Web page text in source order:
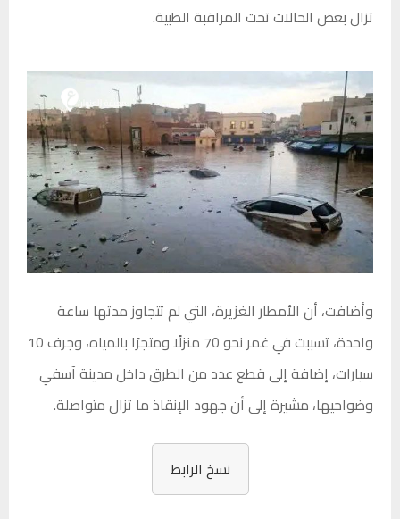
تزال بعض الحالات تحت المراقبة الطبية.
وأضافت، أن الأمطار الغزيرة، التي لم تتجاوز مدتها ساعة
واحدة، تسببت في غمر نحو 70 منزلًا ومتجرًا بالمياه، وجرف 10
سيارات، إضافة إلى قطع عدد من الطرق داخل مدينة آسفي
وضواحيها، مشيرة إلى أن جهود الإنقاذ ما تزال متواصلة.
نسخ الرابط